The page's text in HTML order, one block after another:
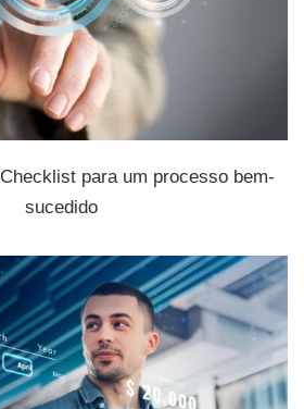
para um processo bem-
sucedido